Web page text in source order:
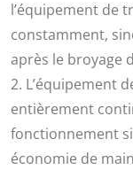
l’équipement de
constamment,
après le broyage
2. L’équipement
entièrement
fonctionnement
économie de